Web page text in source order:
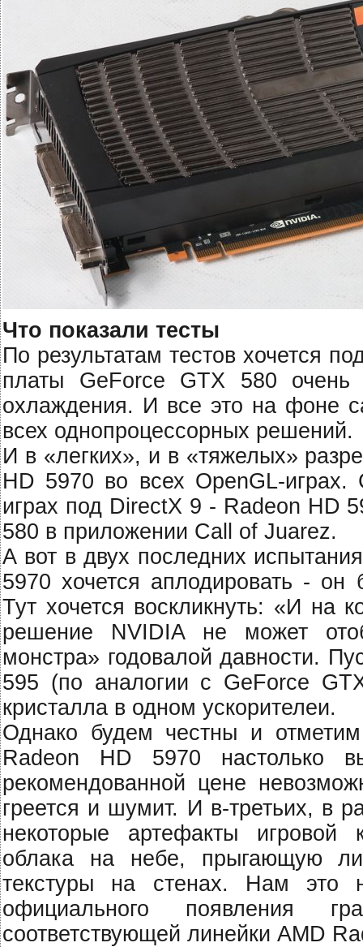
Что показали тесты
По результатам тестов хочется
платы GeForce GTX 580
охлаждения. И все это на фоне
всех однопроцессорных решений.
И в «легких», и в «тяжелых»
HD 5970 во всех OpenGL-
играх под DirectX 9 - Radeon HD
580 в приложении Call of Juarez.
А вот в двух последних
5970 хочется аплодировать -
Тут хочется воскликнуть: «И на
решение NVIDIA не может
монстра» годовалой давности.
595 (по аналогии с GeForce
кристалла в одном ускорителеи.
Однако будем честны и
Radeon HD 5970 настолько
рекомендованной цене
греется и шумит. И в-третьих, в
некоторые артефакты игровой
облака на небе, прыгающую
текстуры на стенах. Нам
официального появления
соответствующей линейки AMD